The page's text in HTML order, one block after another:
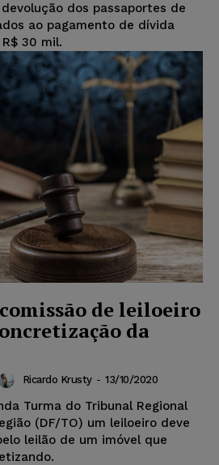
dos passaportes de
ao pagamento de dívida
30 mil.
de leiloeiro
da
Ricardo Krusty - 13/10/2020
Turma do Tribunal Regional
(DF/TO) um leiloeiro deve
leilão de um imóvel que